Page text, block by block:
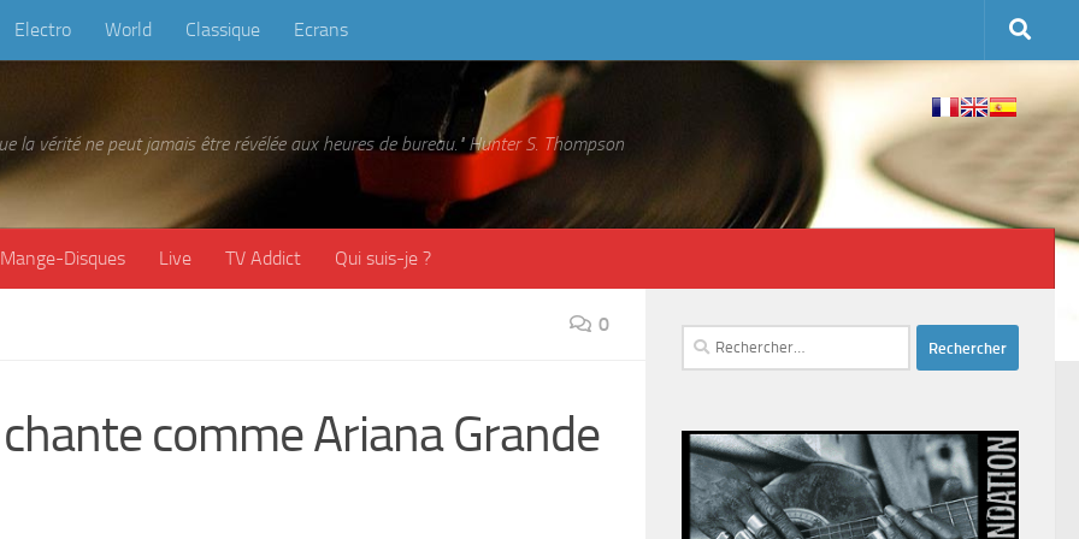
Electro World Classique Ecrans
la vérité ne peut jamais être révélée aux heures de bureau." Hunter S. Thompson
Mange-Disques Live TV Addict Qui suis-je ?
0
comme Ariana Grande
Rechercher :